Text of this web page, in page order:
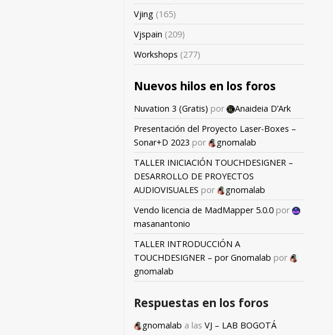
Vjing (165)
Vjspain (209)
Workshops (277)
Nuevos hilos en los foros
Nuvation 3 (Gratis) por
Anaideia D’Ark
Presentación del Proyecto Laser-Boxes –
Sonar+D 2023 por
gnomalab
TALLER INICIACIÓN TOUCHDESIGNER –
DESARROLLO DE PROYECTOS
AUDIOVISUALES por
gnomalab
Vendo licencia de MadMapper 5.0.0 por
masanantonio
TALLER INTRODUCCIÓN A
TOUCHDESIGNER – por Gnomalab por
gnomalab
Respuestas en los foros
gnomalab a las VJ – LAB BOGOTÁ